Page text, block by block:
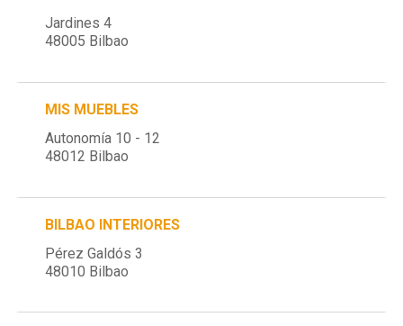
Jardines 4
48005 Bilbao
MIS MUEBLES
Autonomía 10 - 12
48012 Bilbao
BILBAO INTERIORES
Pérez Galdós 3
48010 Bilbao